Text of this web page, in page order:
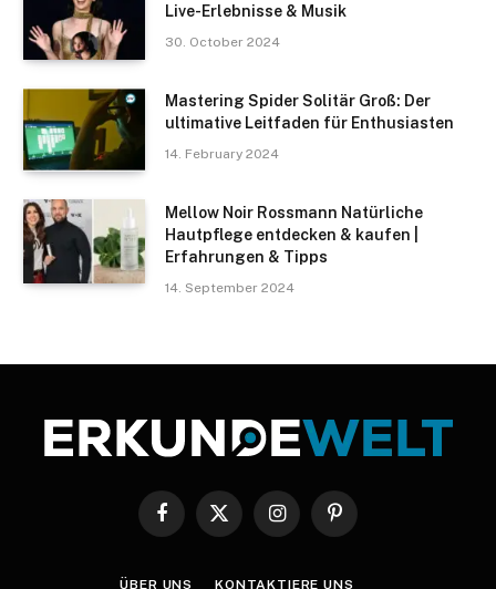
Live-Erlebnisse & Musik
30. October 2024
Mastering Spider Solitär Groß: Der
ultimative Leitfaden für Enthusiasten
14. February 2024
Mellow Noir Rossmann Natürliche
Hautpflege entdecken & kaufen |
Erfahrungen & Tipps
14. September 2024
Facebook
X
InstagramPinterest
ÜBER UNS KONTAKTIERE UNS